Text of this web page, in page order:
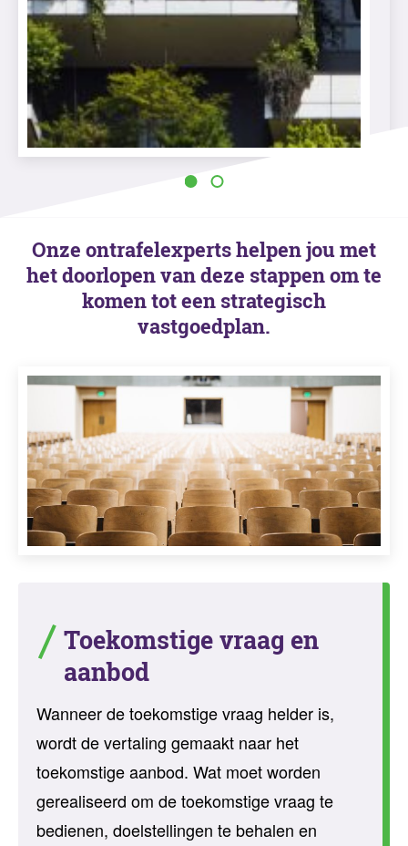
Onze ontrafelexperts helpen jou met
het doorlopen van deze stappen om te
komen tot een strategisch
vastgoedplan.
Toekomstige vraag en
aanbod
Wanneer de toekomstige vraag helder is,
wordt de vertaling gemaakt naar het
toekomstige aanbod. Wat moet worden
gerealiseerd om de toekomstige vraag te
bedienen, doelstellingen te behalen en